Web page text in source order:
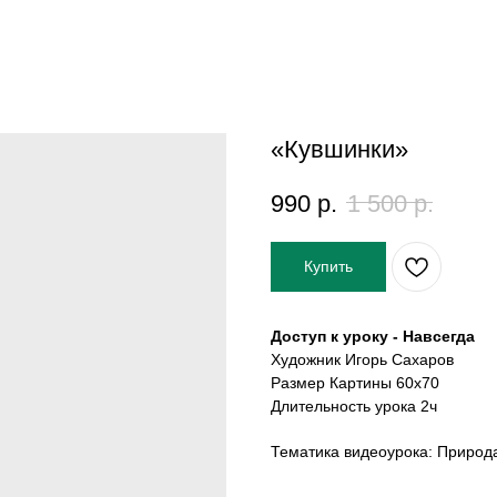
«Кувшинки»
990 р. 1 500 р.
Купить
Доступ к уроку - Навсегда
Художник Игорь Сахаров
Размер Картины 60х70
Длительность урока 2ч
Тематика видеоурока: